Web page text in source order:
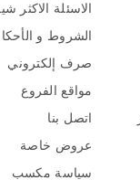
الاسئلة الاكثر
الشروط و
صرف إلكتروني
مواقع الفروع
اتصل بنا
عروض خاصة
سياسة مكسب